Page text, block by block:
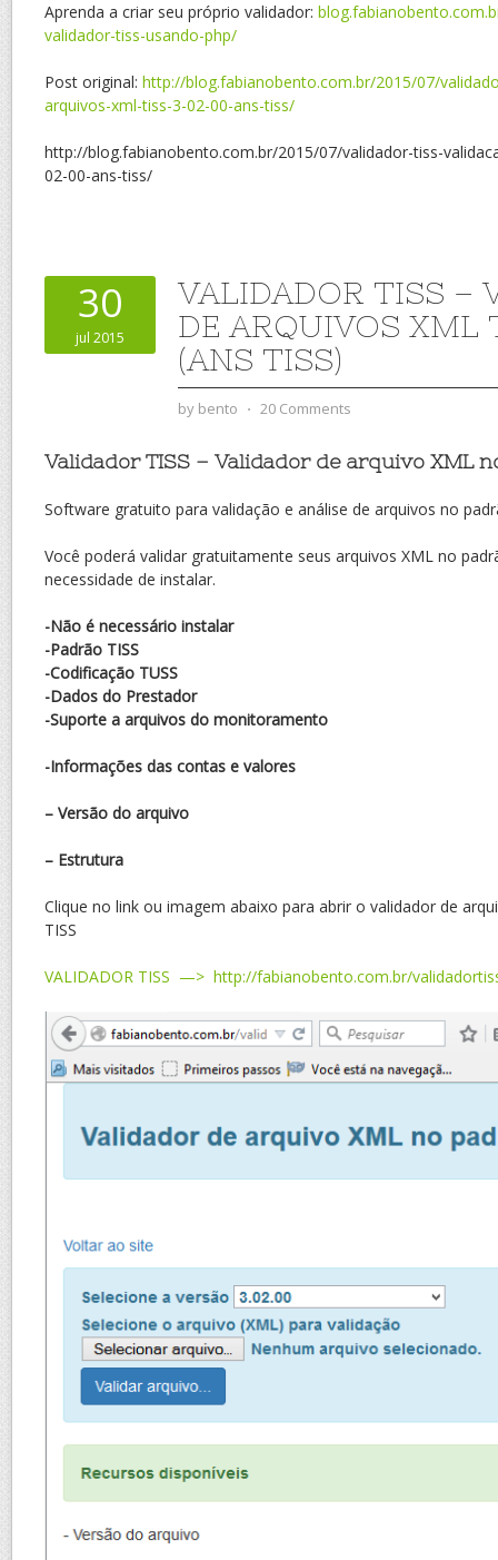
Aprenda a criar seu próprio validador:
validador-tiss-usando-php/
Post original: http://blog.fabianobento.com.br/2015/07/
arquivos-xml-tiss-3-02-00-ans-tiss/
http://blog.fabianobento.com.br/2015/07/validador-tiss-
02-00-ans-tiss/
30
jul 2015
VALIDADOR TISS –
DE ARQUIVOS XML
(ANS TISS)
by bento ⋅ 20 Comments
Validador TISS – Validador de arquivo XML
Software gratuito para validação e análise de arquivos no
Você poderá validar gratuitamente seus arquivos XML no
necessidade de instalar.
-Não é necessário instalar
-Padrão TISS
-Codificação TUSS
-Dados do Prestador
-Suporte a arquivos do monitoramento
-Informações das contas e valores
– Versão do arquivo
– Estrutura
Clique no link ou imagem abaixo para abrir o validador de
TISS
VALIDADOR TISS —> http://fabianobento.com.br/